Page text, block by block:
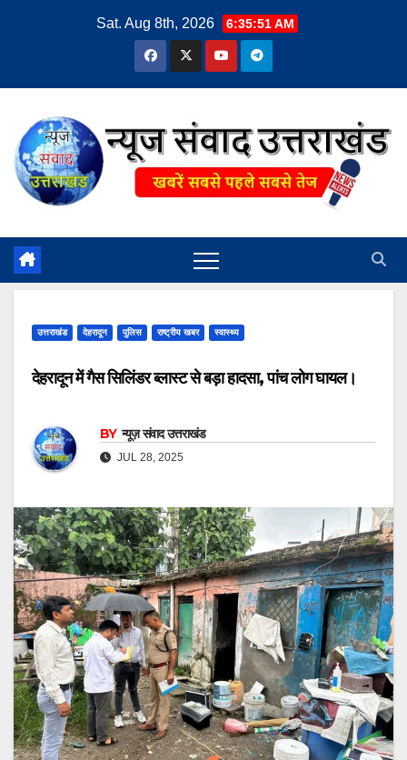
Sat. Aug 8th, 2026 6:35:51 AM
उत्तराखंड देहरादून पुलिस राष्ट्रीय खबर स्वास्थ्य
देहरादून में गैस सिलिंडर ब्लास्ट से बड़ा हादसा, पांच लोग घायल।
BY न्यूज़ संवाद उत्तराखंड
JUL 28, 2025